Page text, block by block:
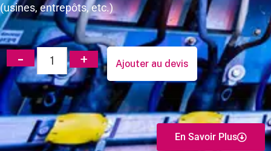
(usines, entrepôts, etc.)
Ajouter au devis
En Savoir Plus